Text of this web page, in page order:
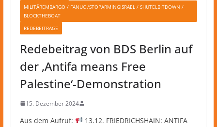
MILITÄREMBARGO / FANUC /STOPARMINGISRAEL / SHUTELBITDOWN /
BLOCKTHEBOAT
REDEBEITRÄGE
Redebeitrag von BDS Berlin auf
der ‚Antifa means Free
Palestine‘-Demonstration
15. Dezember 2024
Aus dem Aufruf:
13.12. FRIEDRICHSHAIN: ANTIFA